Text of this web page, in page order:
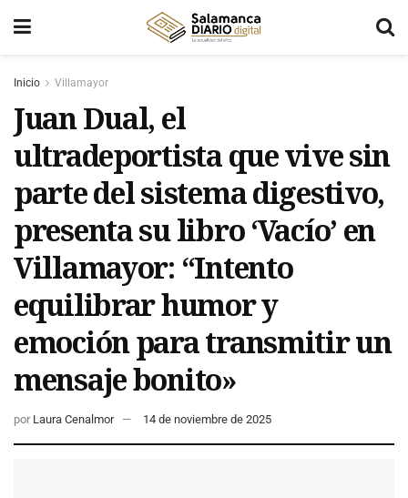
Inicio Villamayor
Juan Dual, el
ultradeportista que vive sin
parte del sistema digestivo,
presenta su libro ‘Vacío’ en
Villamayor: “Intento
equilibrar humor y
emoción para transmitir un
mensaje bonito»
por Laura Cenalmor 14 de noviembre de 2025